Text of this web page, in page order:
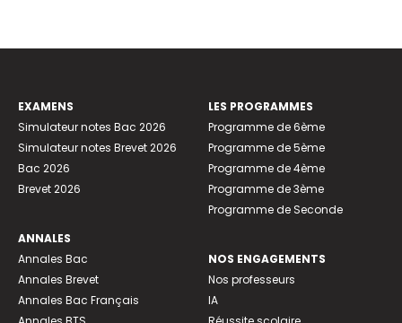
EXAMENS
Simulateur notes Bac 2026
Simulateur notes Brevet 2026
Bac 2026
Brevet 2026
ANNALES
Annales Bac
Annales Brevet
Annales Bac Français
LES PROGRAMMES
Programme de 6ème
Programme de 5ème
Programme de 4ème
Programme de 3ème
Programme de Seconde
NOS ENGAGEMENTS
Nos professeurs
IA